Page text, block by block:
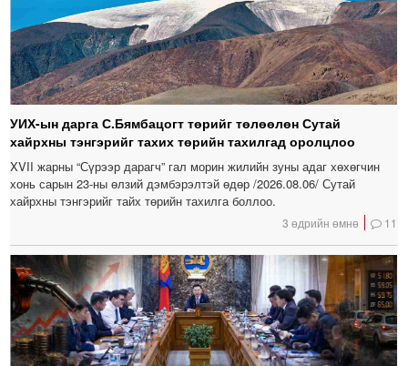
УИХ-ын дарга С.Бямбацогт төрийг төлөөлөн Сутай
хайрхны тэнгэрийг тахих төрийн тахилгад оролцлоо
XVII жарны “Сүрээр дарагч” гал морин жилийн зуны адаг хөхөгчин
хонь сарын 23-ны өлзий дэмбэрэлтэй өдөр /2026.08.06/ Сутай
хайрхны тэнгэрийг тайх төрийн тахилга боллоо.
3 өдрийн өмнө 11